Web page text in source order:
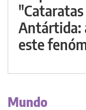
Antártida:
este
Mundo